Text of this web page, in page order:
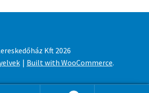
Kft 2026
Built with WooCommerce.